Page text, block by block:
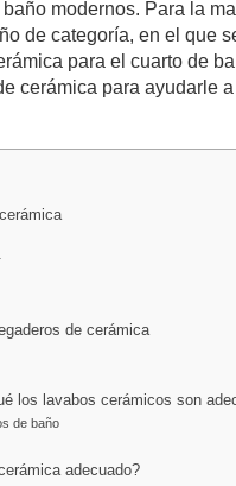
modernos. Para la
de categoría, en el que
para el cuarto de
cerámica para ayudarle
de cerámica
los lavabos cerámicos son
de baño
adecuado?